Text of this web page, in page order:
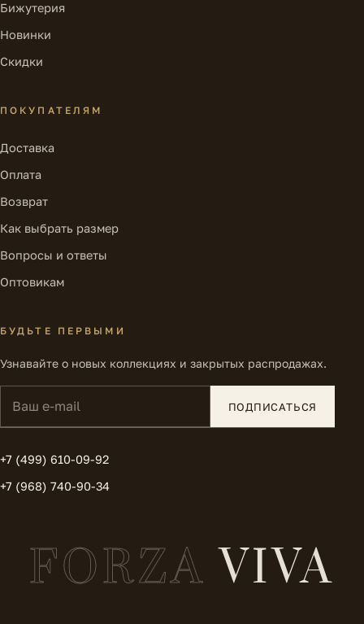
Бижутерия
Новинки
Скидки
ПОКУПАТЕЛЯМ
Доставка
Оплата
Возврат
Как выбрать размер
Вопросы и ответы
Оптовикам
БУДЬТЕ ПЕРВЫМИ
Узнавайте о новых коллекциях и закрытых распродажах.
ПОДПИСАТЬСЯ
+7 (499) 610-09-92
+7 (968) 740-90-34
FORZAVIVA